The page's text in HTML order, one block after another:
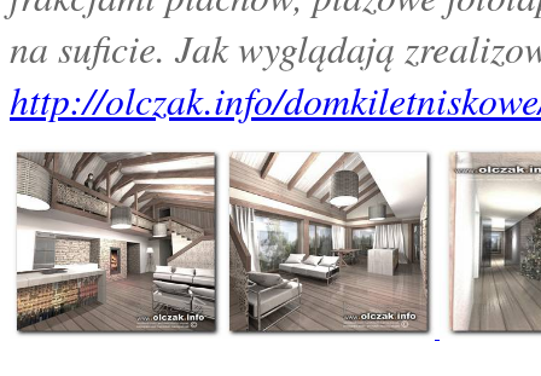
na suficie. Jak wyglądają
http://olczak.info/